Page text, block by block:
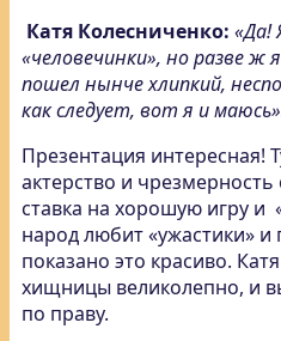
Катя Колесниченко: «Да!
«человечинки», но разве
пошел нынче хлипкий,
как следует, вот я и
Презентация интересная!
актерство и
ставка на хорошую игру и
народ любит «ужастики»
показано это красиво.
хищницы великолепно, и
по праву.